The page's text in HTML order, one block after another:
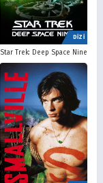
DİZİ
Star Trek: Deep Space Nine